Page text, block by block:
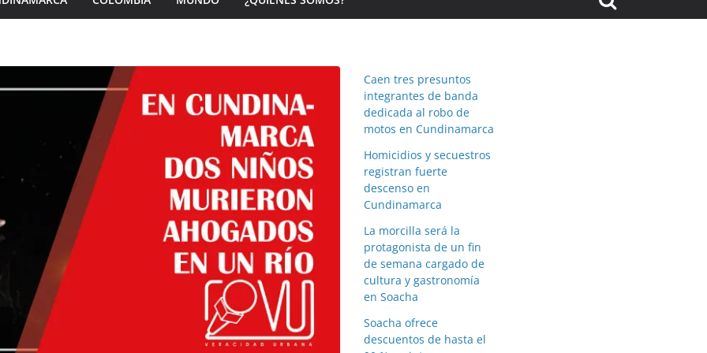
Caen tres presuntos
integrantes de banda
dedicada al robo de
motos en Cundinamarca
Homicidios y secuestros
registran fuerte
descenso en
Cundinamarca
La morcilla será la
protagonista de un fin
de semana cargado de
cultura y gastronomía
en Soacha
Soacha ofrece
descuentos de hasta el